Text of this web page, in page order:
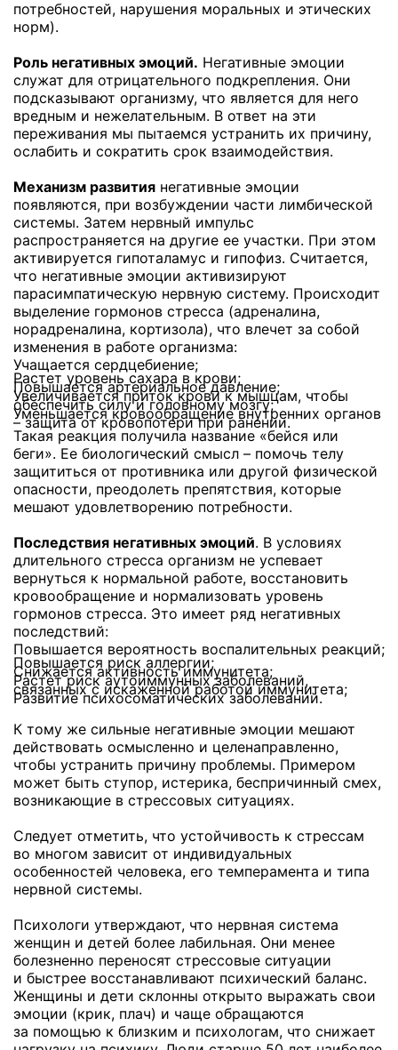
потребностей, нарушения моральных и этических
норм).
Роль негативных эмоций. Негативные эмоции
служат для отрицательного подкрепления. Они
подсказывают организму, что является для него
вредным и нежелательным. В ответ на эти
переживания мы пытаемся устранить их причину,
ослабить и сократить срок взаимодействия.
Механизм развития негативные эмоции
появляются, при возбуждении части лимбической
системы. Затем нервный импульс
распространяется на другие ее участки. При этом
активируется гипоталамус и гипофиз. Считается,
что негативные эмоции активизируют
парасимпатическую нервную систему. Происходит
выделение гормонов стресса (адреналина,
норадреналина, кортизола), что влечет за собой
изменения в работе организма:
Учащается сердцебиение;
Растет уровень сахара в крови;
Повышается артериальное давление;
Увеличивается приток крови к мышцам, чтобы
обеспечить силу и головному мозгу;
Уменьшается кровообращение внутренних органов
– защита от кровопотери при ранении.
Такая реакция получила название «бейся или
беги». Ее биологический смысл – помочь телу
защититься от противника или другой физической
опасности, преодолеть препятствия, которые
мешают удовлетворению потребности.
Последствия негативных эмоций. В условиях
длительного стресса организм не успевает
вернуться к нормальной работе, восстановить
кровообращение и нормализовать уровень
гормонов стресса. Это имеет ряд негативных
последствий:
Повышается вероятность воспалительных реакций;
Повышается риск аллергии;
Снижается активность иммунитета;
Растет риск аутоиммунных заболеваний,
связанных с искаженной работой иммунитета;
Развитие психосоматических заболеваний.
К тому же сильные негативные эмоции мешают
действовать осмысленно и целенаправленно,
чтобы устранить причину проблемы. Примером
может быть ступор, истерика, беспричинный смех,
возникающие в стрессовых ситуациях.
Следует отметить, что устойчивость к стрессам
во многом зависит от индивидуальных
особенностей человека, его темперамента и типа
нервной системы.
Психологи утверждают, что нервная система
женщин и детей более лабильная. Они менее
болезненно переносят стрессовые ситуации
и быстрее восстанавливают психический баланс.
Женщины и дети склонны открыто выражать свои
эмоции (крик, плач) и чаще обращаются
за помощью к близким и психологам, что снижает